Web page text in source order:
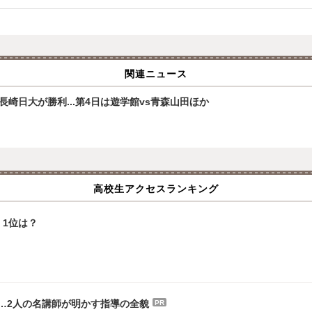
関連ニュース
崎日大が勝利...第4日は遊学館vs青森山田ほか
高校生アクセスランキング
位は？
人の名講師が明かす指導の全貌 PR